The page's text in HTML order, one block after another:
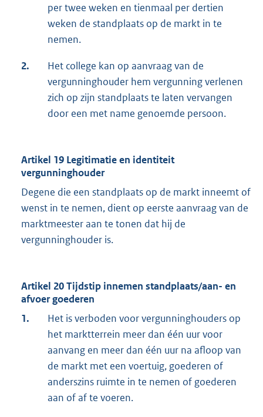
per twee weken en tienmaal per dertien
weken de standplaats op de markt in te
nemen.
2.
Het college kan op aanvraag van de
vergunninghouder hem vergunning verlenen
zich op zijn standplaats te laten vervangen
door een met name genoemde persoon.
Artikel 19 Legitimatie en identiteit
vergunninghouder
Degene die een standplaats op de markt inneemt of
wenst in te nemen, dient op eerste aanvraag van de
marktmeester aan te tonen dat hij de
vergunninghouder is.
Artikel 20 Tijdstip innemen standplaats/aan- en
afvoer goederen
1.
Het is verboden voor vergunninghouders op
het marktterrein meer dan één uur voor
aanvang en meer dan één uur na afloop van
de markt met een voertuig, goederen of
anderszins ruimte in te nemen of goederen
aan of af te voeren.